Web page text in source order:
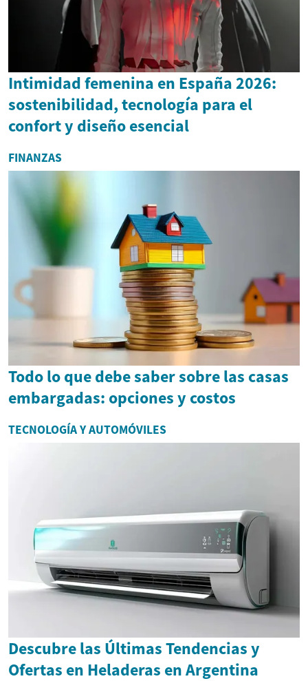
Intimidad femenina en España 2026:
sostenibilidad, tecnología para el
confort y diseño esencial
FINANZAS
Todo lo que debe saber sobre las casas
embargadas: opciones y costos
TECNOLOGÍA Y AUTOMÓVILES
Descubre las Últimas Tendencias y
Ofertas en Heladeras en Argentina